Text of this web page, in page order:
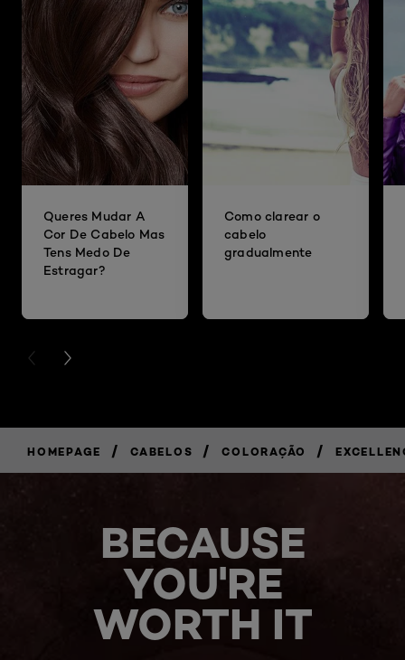
Queres Mudar A
Cor De Cabelo Mas
Tens Medo De
Estragar?
Como clarear o
cabelo
gradualmente
PREVIOUS CARD
NEXT CARD
HOMEPAGE / CABELOS / COLORAÇÃO /
BECAUSE
YOU'RE
WORTH IT